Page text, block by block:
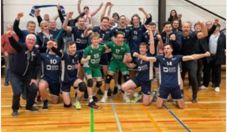
SafeSign
Hasselt
wint
match
meer
dan
Tesla
Lint
en
is
kampioen